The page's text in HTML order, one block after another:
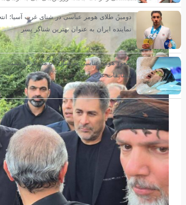
دومین طلای هومر عباسی در شنای غرب آسیا؛
نماینده ایران به عنوان بهترین شناگر پسر
صعود هومر عباسی به فینال ۵۰ متر کرال پشت
مسابقات غرب آسیا